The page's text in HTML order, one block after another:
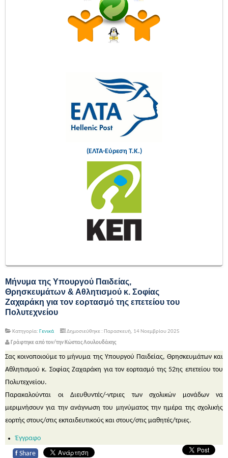
(ΕΛΤΑ-Εύρεση Τ.Κ.)
Μήνυμα της Υπουργού Παιδείας,
Θρησκευμάτων & Αθλητισμού κ. Σοφίας
Ζαχαράκη για τον εορτασμό της επετείου του
Πολυτεχνείου
Κατηγορία: Γενικά
Δημοσιεύθηκε : Παρασκευή, 14 Νοεμβρίου 2025
Γράφτηκε από τον/την Κώστας Λουλουδάκης
Σας κοινοποιούμε το μήνυμα της Υπουργού Παιδείας, Θρησκευμάτων και
Αθλητισμού κ. Σοφίας Ζαχαράκη για τον εορτασμό της 52ης επετείου του
Πολυτεχνείου.
Παρακαλούνται οι Διευθυντές/-ντριες των σχολικών μονάδων να
μεριμνήσουν για την ανάγνωση του μηνύματος την ημέρα της σχολικής
εορτής στους/στις εκπαιδευτικούς και στους/στις μαθητές/τριες.
Έγγραφο
f Share